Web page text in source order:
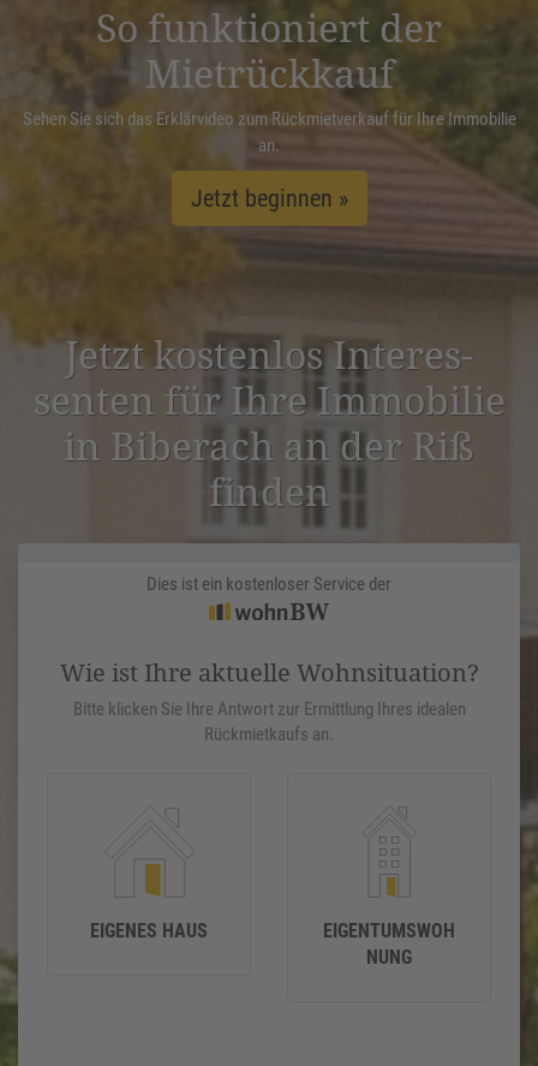
So funktioniert der
Mietrückkauf
Sehen Sie sich das Erklärvideo zum Rückmietverkauf für Ihre Immobilie
an.
Jetzt beginnen »
Jetzt kostenlos Inter­es­
senten für Ihre Immobilie
in Biberach an der Riß
finden
Dies ist ein kostenloser Service der
Wie ist Ihre aktuelle Wohnsituation?
Bitte klicken Sie Ihre Antwort zur Ermittlung Ihres idealen
Rückmietkaufs an.
EIGENES HAUS
EIGENTUMSWOH
NUNG